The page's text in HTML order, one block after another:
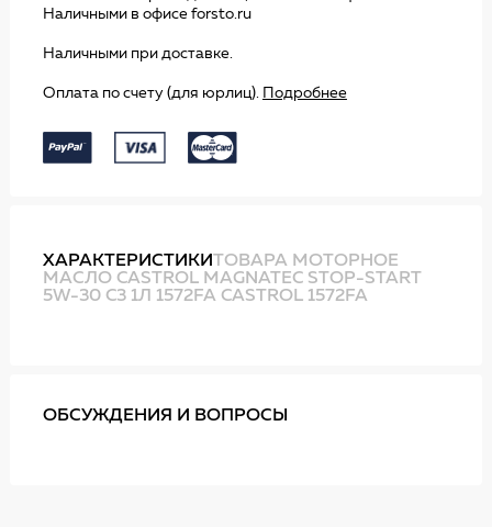
Наличными в офисе forsto.ru
Наличными при доставке.
Оплата по счету (для юрлиц). Подробнее
ХАРАКТЕРИСТИКИТОВАРА МОТОРНОЕ
МАСЛО CASTROL MAGNATEC STOP-START
5W-30 C3 1Л 1572FA CASTROL 1572FA
ОБСУЖДЕНИЯ И ВОПРОСЫ